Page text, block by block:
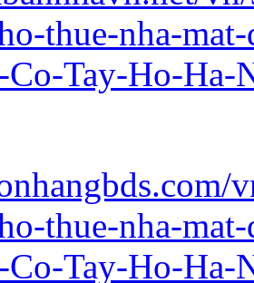
thue-nha-
Tay-Ho-Ha-
thue-nha-
Tay-Ho-Ha-